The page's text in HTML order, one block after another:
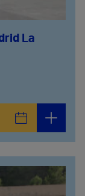
La